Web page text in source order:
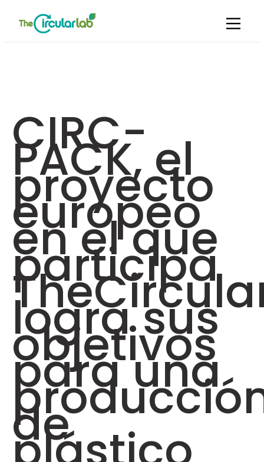
CIRC-
PACK, el
proyecto
europeo
en el que
participa
logra sus
objetivos
para una
de